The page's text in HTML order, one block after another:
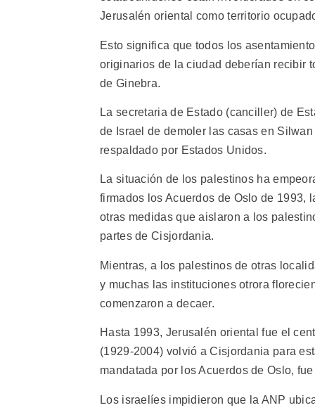
Jerusalén oriental como territorio
Esto significa que todos los
originarios de la ciudad deberían recibir
de Ginebra.
La secretaria de Estado (canciller) de
de Israel de demoler las casas en
respaldado por Estados Unidos.
La situación de los palestinos ha
firmados los Acuerdos de Oslo de 1993,
otras medidas que aislaron a los
partes de Cisjordania.
Mientras, a los palestinos de otras
y muchas las instituciones otrora
comenzaron a decaer.
Hasta 1993, Jerusalén oriental fue el
(1929-2004) volvió a Cisjordania para
mandatada por los Acuerdos de Oslo,
Los israelíes impidieron que la ANP